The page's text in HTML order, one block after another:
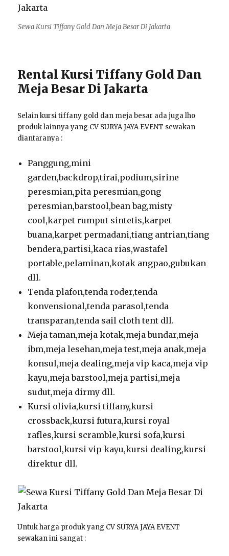
Sewa Kursi Tiffany Gold Dan Meja Besar Di Jakarta
Rental Kursi Tiffany Gold Dan
Meja Besar Di Jakarta
Selain kursi tiffany gold dan meja besar ada juga lho
produk lainnya yang CV SURYA JAYA EVENT sewakan
diantaranya :
Panggung,mini
garden,backdrop,tirai,podium,sirine
peresmian,pita peresmian,gong
peresmian,barstool,bean bag,misty
cool,karpet rumput sintetis,karpet
buana,karpet permadani,tiang antrian,tiang
bendera,partisi,kaca rias,wastafel
portable,pelaminan,kotak angpao,gubukan
dll.
Tenda plafon,tenda roder,tenda
konvensional,tenda parasol,tenda
transparan,tenda sail cloth tent dll.
Meja taman,meja kotak,meja bundar,meja
ibm,meja lesehan,meja test,meja anak,meja
konsul,meja dealing,meja vip kaca,meja vip
kayu,meja barstool,meja partisi,meja
sudut,meja dirmy dll.
Kursi olivia,kursi tiffany,kursi
crossback,kursi futura,kursi royal
rafles,kursi scramble,kursi sofa,kursi
barstool,kursi vip kayu,kursi dealing,kursi
direktur dll.
Untuk harga produk yang CV SURYA JAYA EVENT
sewakan ini sangat :